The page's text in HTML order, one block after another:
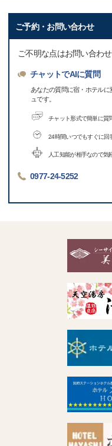
ご予約・お問い合わせ
ご不明な点はお問い合わせ
チャットでAIに質問
あなたの質問に宿・ホテル
ュです。
チャット形式で簡単に質
24時間いつでもすぐに回
人工知能が相手なので気
0977-24-5252